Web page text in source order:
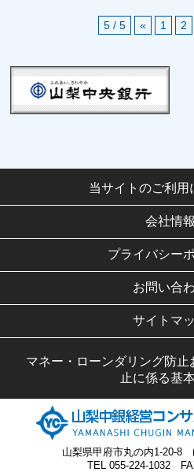
5 / 5 « 1 2
当サイトのご利用
会社情報
プライバシー
お問い合
サイトマ
マネー・ローンダリング防
止に係る基
山梨県甲府市丸の内1-20-8
TEL 055-224-1032